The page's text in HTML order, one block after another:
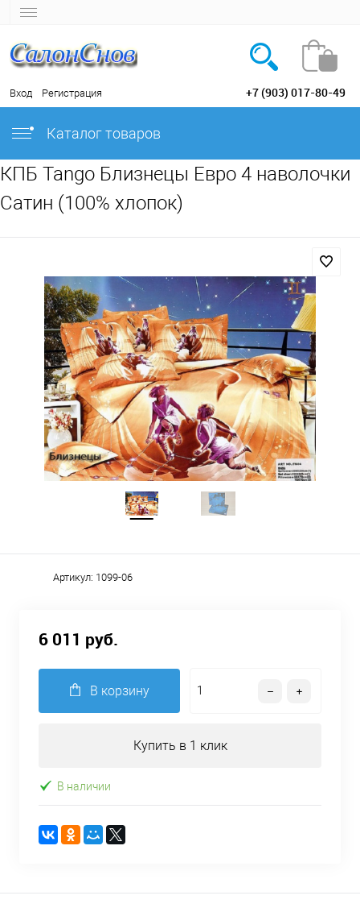
Вход Регистрация +7 (903) 017-80-49
Каталог товаров
КПБ Tango Близнецы Евро 4 наволочки
Сатин (100% хлопок)
Артикул: 1099-06
6 011 руб.
В корзину
Купить в 1 клик
В наличии